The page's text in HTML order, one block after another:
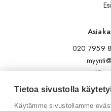
020 7959
Tietoa sivustolla
Käytämme sivustollamme